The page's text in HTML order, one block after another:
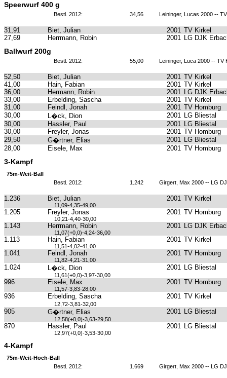
Speerwurf 400 g
Bestl. 2012: 34,56 Leininger, Lucas 2000 --
31,91 Biet, Julian 2001 TV Kirkel
27,69
Herrmann, Robin 2001 LG DJK
Ballwurf 200g
Bestl. 2012: 55,00 Leininger, Luca 2000 -- TV
52,50 Biet, Julian 2001 TV Kirkel
41,00
Hain, Fabian 2001 TV Kirkel
36,00
Hermann, Robin 2001 LG DJK
33,00
Erbelding, Sascha 2001 TV Kirkel
31,00
Feindl, Jonah 2001 TV Homburg
30,00
L�ck, Dion 2001 LG Bliestal
30,00
Hassler, Paul 2001 LG Bliestal
30,00
Freyler, Jonas 2001 TV Homburg
29,50
G�rtner, Elias 2001 LG Bliestal
28,00
Eisele, Max 2001 TV Homburg
3-Kampf
75m-Weit-Ball
Bestl. 2012:
1.242 Girgert, Max 2000 -- LG
1.236 Biet, Julian 2001 TV Kirkel
11,09-4,35-49,00
1.205 Freyler, Jonas 2001 TV Homburg
10,21-4,40-30,00
1.143 Herrmann, Robin 2001 LG DJK
11,07(+0,0)-4,24-36,00
1.113 Hain, Fabian 2001 TV Kirkel
11,51-4,02-41,00
1.041 Feindl, Jonah 2001 TV Homburg
11,82-4,21-31,00
1.024 L�ck, Dion 2001 LG Bliestal
11,61(+0,0)-3,97-30,00
996 Eisele, Max 2001 TV Homburg
11,57-3,83-28,00
936 Erbelding, Sascha 2001 TV Kirkel
12,72-3,81-32,00
905 G�rtner, Elias 2001 LG Bliestal
12,58(+0,0)-3,63-29,50
870 Hassler, Paul 2001 LG Bliestal
12,97(+0,0)-3,53-30,00
4-Kampf
75m-Weit-Hoch-Ball
Bestl. 2012:
1.669 Girgert, Max 2000 -- LG